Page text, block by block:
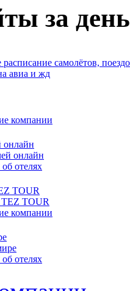
за день
авиа и жд
компании
онлайн
отелях
TOUR
компании
отелях